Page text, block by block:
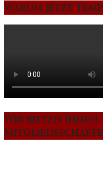
Warum jetzt
Wir bieten